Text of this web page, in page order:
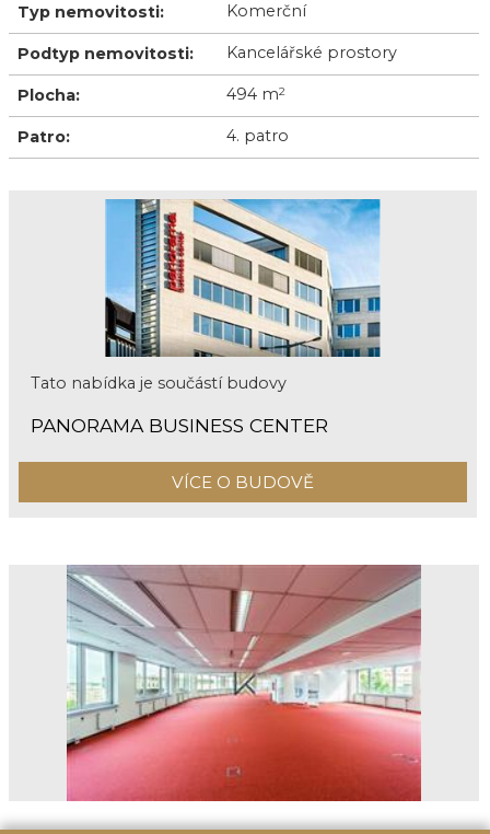
Typ nemovitosti: Komerční
Podtyp nemovitosti: Kancelářské prostory
Plocha: 494 m2
Patro: 4. patro
Tato nabídka je součástí budovy
PANORAMA BUSINESS CENTER
VÍCE O BUDOVĚ